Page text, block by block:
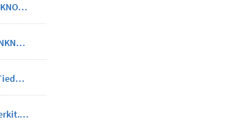
PeruutaSiirtoTapahtuma.v1 (UNKNOWN)
HaeKayttoonottoilmoitus.v1 (UNKNOWN)
TalletaElaimenHaltijakohtaisetTiedotTapahtuma.v1 (UNKNOWN)
HaeElaintenpitajanMitatoidytMerkit.v1 (UNKNOWN)